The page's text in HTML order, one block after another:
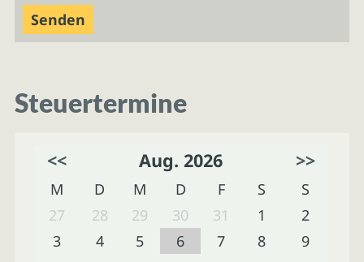
Steuertermine
<< Aug. 2026 >>
M D M D F S
S
27
28 29 30 31 1
2
3
4 5 6 7 8
9